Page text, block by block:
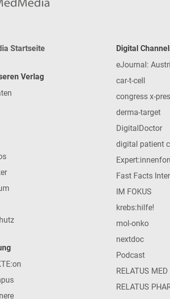
Startseite
Verlag
Digital
eJournal:
car-t-cell
congress x-
derma-target
DigitalDoctor
digital patient
Fast Facts
IM FOKUS
krebs:hilfe!
mol-onko
nextdoc
Podcast
RELATUS MED
RELATUS